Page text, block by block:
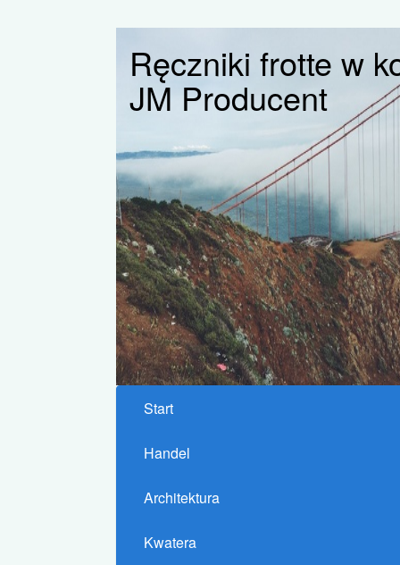
Ręczniki frotte w
JM Producent
Start
Handel
Architektura
Kwatera